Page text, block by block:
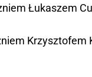
Łukaszem